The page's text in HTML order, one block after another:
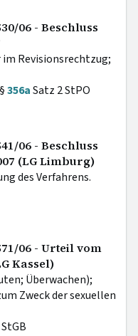
06 - Beschluss
Revisionsrechtzug;
356aSatz 2 StPO
06 - Beschluss
(LG Limburg)
des Verfahrens.
06 - Urteil vom
Kassel)
Überwachen);
Zweck der sexuellen
StGB